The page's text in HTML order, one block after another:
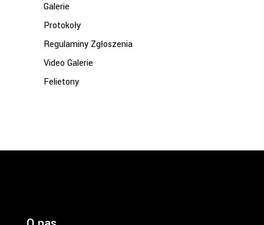
Galerie
Protokoły
Regulaminy Zgłoszenia
Video Galerie
Felietony